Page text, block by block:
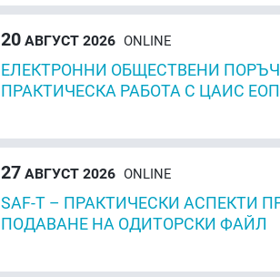
20АВГУСТ 2026 ONLINE
ЕЛЕКТРОННИ ОБЩЕСТВЕНИ
ПРАКТИЧЕСКА РАБОТА С ЦАИС
27АВГУСТ 2026 ONLINE
SAF-T – ПРАКТИЧЕСКИ АСПЕКТИ
ПОДАВАНЕ НА ОДИТОРСКИ ФАЙЛ